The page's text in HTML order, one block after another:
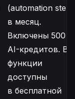
(automation
в месяц.
Включены 500
AI-кредитов.
функции
доступны
в бесплатной